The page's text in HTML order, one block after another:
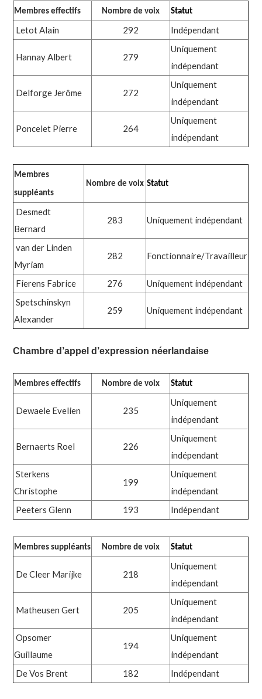
Membres effectifs Nombre de voix Statut
Letot Alain 292 Indépendant
Hannay Albert 279
Uniquement
indépendant
Delforge Jerôme 272
Uniquement
indépendant
Poncelet Pierre 264
Uniquement
indépendant
Membres
suppléants
Nombre de voix Statut
Desmedt
Bernard
283 Uniquement indépendant
van der Linden
Myriam
282 Fonctionnaire/Travailleur
Fierens Fabrice 276
Uniquement indépendant
Spetschinskyn
Alexander
259 Uniquement indépendant
Chambre d’appel d’expression néerlandaise
Membres effectifs Nombre de voix Statut
Dewaele Evelien 235
Uniquement
indépendant
Bernaerts Roel 226
Uniquement
indépendant
Sterkens
Christophe
199
Uniquement
indépendant
Peeters Glenn
193 Indépendant
Membres suppléants Nombre de voix Statut
De Cleer Marijke 218
Uniquement
indépendant
Matheusen Gert 205
Uniquement
indépendant
Opsomer
Guillaume
194
Uniquement
indépendant
De Vos Brent
182 Indépendant